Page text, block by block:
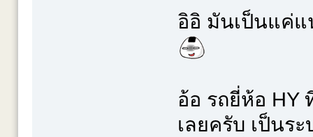
อิอิ มันเป็นแค่
อ้อ รถยี่ห้อ HY
เลยครับ เป็นร